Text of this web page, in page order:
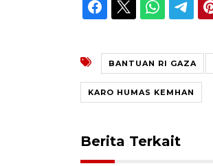
BANTUAN RI GAZA
KARO HUMAS KEMHAN
Berita Terkait